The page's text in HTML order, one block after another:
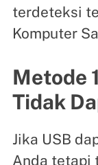
terdeteksi
Komputer
Metode
Tidak
Jika USB
Anda tetapi